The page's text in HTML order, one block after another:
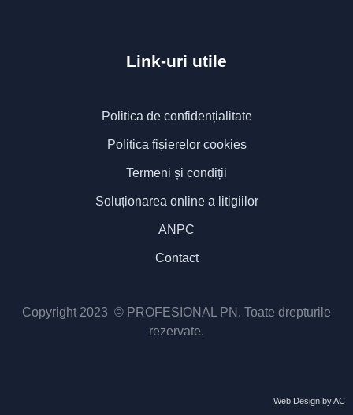
Link-uri utile
Politica de confidențialitate
Politica fișierelor cookies
Termeni și condiții
Soluționarea online a litigiilor
ANPC
Contact
Copyright 2023 © PROFESIONAL PN. Toate drepturile
rezervate.
Web Design by AC